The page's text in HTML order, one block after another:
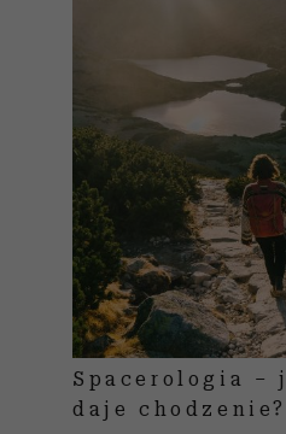
Spacerologia –
daje chodzenie?